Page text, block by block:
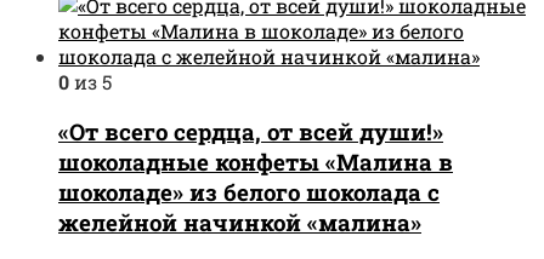
0из 5
«От всего сердца, от всей души!»
шоколадные конфеты «Малина в
шоколаде» из белого шоколада с
желейной начинкой «малина»